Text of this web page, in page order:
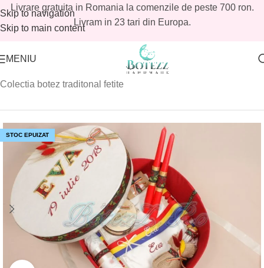
Skip to navigation
Skip to main content
Livrare gratuita in Romania la comenzile de peste 700 ron.
Livram in 23 tari din Europa.
MENIU
Colectia botez traditional
Colectia botez traditonal fetite
STOC EPUIZAT